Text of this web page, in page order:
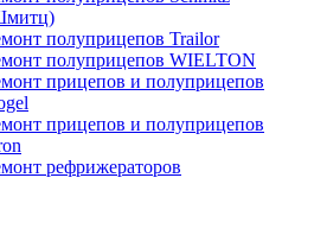
полуприцепов Trailor
полуприцепов WIELTON
прицепов и полуприцепов
прицепов и полуприцепов
рефрижераторов